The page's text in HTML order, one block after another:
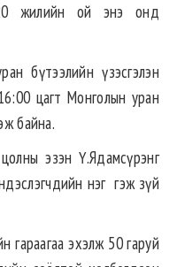
жилийн ой энэ онд
бүтээлийн үзэсгэлэн
цагт Монголын уран
байна.
эзэн Ү.Ядамсүрэнг
нэг гэж зүй
гараагаа эхэлж 50 гаруй